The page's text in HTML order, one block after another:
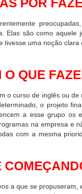
POR
Elas são como aquele
tivesse uma noção
QUE
o curso de inglês ou
o projeto
a esse grupo os
na empresa e
com a mesma
a que se